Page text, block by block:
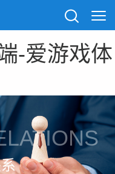
-爱游戏体